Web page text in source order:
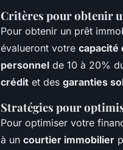
Critères pour obtenir
Pour obtenir un prêt
évalueront votre capacité
personnel de 10 à 20%
crédit et des garanties
Stratégies pour
Pour optimiser votre
à un courtier immobilier